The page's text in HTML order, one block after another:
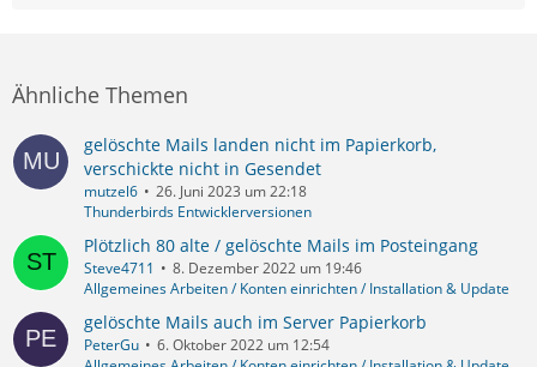
Ähnliche Themen
gelöschte Mails landen nicht im Papierkorb,
verschickte nicht in Gesendet
mutzel6
26. Juni 2023 um 22:18
Thunderbirds Entwicklerversionen
Plötzlich 80 alte / gelöschte Mails im Posteingang
Steve4711
8. Dezember 2022 um 19:46
Allgemeines Arbeiten / Konten einrichten / Installation & Update
gelöschte Mails auch im Server Papierkorb
PeterGu
6. Oktober 2022 um 12:54